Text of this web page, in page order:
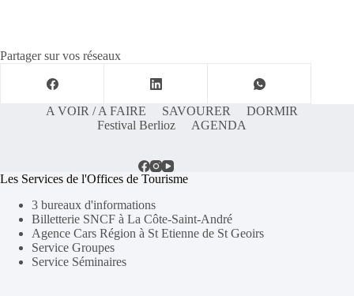
Partager sur vos réseaux
A VOIR / A FAIRE SAVOURER
DORMIR
Festival Berlioz
AGENDA
Les Services de l'Offices de Tourisme
3 bureaux d'informations
Billetterie SNCF à La Côte-Saint-André
Agence Cars Région à St Etienne de St Geoirs
Service Groupes
Service Séminaires